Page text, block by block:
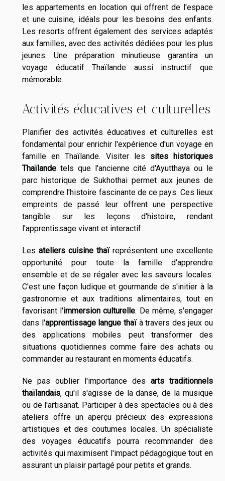
les appartements en location qui offrent de l'espace
et une cuisine, idéals pour les besoins des enfants.
Les resorts offrent également des services adaptés
aux familles, avec des activités dédiées pour les plus
jeunes. Une préparation minutieuse garantira un
voyage éducatif Thaïlande aussi instructif que
mémorable.
Activités éducatives et culturelles
Planifier des activités éducatives et culturelles est
fondamental pour enrichir l'expérience d'un voyage en
famille en Thaïlande. Visiter les sites historiques
Thaïlande tels que l'ancienne cité d'Ayutthaya ou le
parc historique de Sukhothai permet aux jeunes de
comprendre l'histoire fascinante de ce pays. Ces lieux
empreints de passé leur offrent une perspective
tangible sur les leçons d'histoire, rendant
l'apprentissage vivant et interactif.
Les ateliers cuisine thaïreprésentent une excellente
opportunité pour toute la famille d'apprendre
ensemble et de se régaler avec les saveurs locales.
C'est une façon ludique et gourmande de s'initier à la
gastronomie et aux traditions alimentaires, tout en
favorisant l'immersion culturelle. De même, s'engager
dans l'apprentissage langue thaïà travers des jeux ou
des applications mobiles peut transformer des
situations quotidiennes comme faire des achats ou
commander au restaurant en moments éducatifs.
Ne pas oublier l'importance des arts traditionnels
thaïlandais, qu'il s'agisse de la danse, de la musique
ou de l'artisanat. Participer à des spectacles ou à des
ateliers offre un aperçu précieux des expressions
artistiques et des coutumes locales. Un spécialiste
des voyages éducatifs pourra recommander des
activités qui maximisent l'impact pédagogique tout en
assurant un plaisir partagé pour petits et grands.